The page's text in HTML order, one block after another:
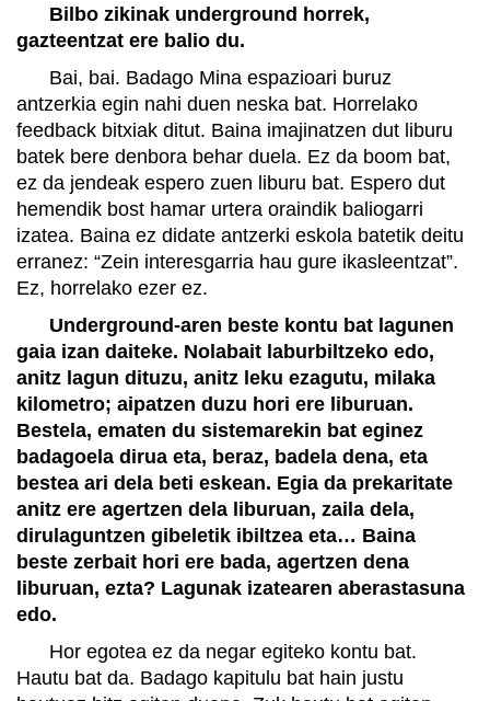
Bilbo zikinak underground horrek,
gazteentzat ere balio du.
Bai, bai. Badago Mina espazioari buruz
antzerkia egin nahi duen neska bat. Horrelako
feedback bitxiak ditut. Baina imajinatzen dut liburu
batek bere denbora behar duela. Ez da boom bat,
ez da jendeak espero zuen liburu bat. Espero dut
hemendik bost hamar urtera oraindik baliogarri
izatea. Baina ez didate antzerki eskola batetik deitu
erranez: “Zein interesgarria hau gure ikasleentzat”.
Ez, horrelako ezer ez.
Underground-aren beste kontu bat lagunen
gaia izan daiteke. Nolabait laburbiltzeko edo,
anitz lagun dituzu, anitz leku ezagutu, milaka
kilometro; aipatzen duzu hori ere liburuan.
Bestela, ematen du sistemarekin bat eginez
badagoela dirua eta, beraz, badela dena, eta
bestea ari dela beti eskean. Egia da prekaritate
anitz ere agertzen dela liburuan, zaila dela,
dirulaguntzen gibeletik ibiltzea eta… Baina
beste zerbait hori ere bada, agertzen dena
liburuan, ezta? Lagunak izatearen aberastasuna
edo.
Hor egotea ez da negar egiteko kontu bat.
Hautu bat da. Badago kapitulu bat hain justu